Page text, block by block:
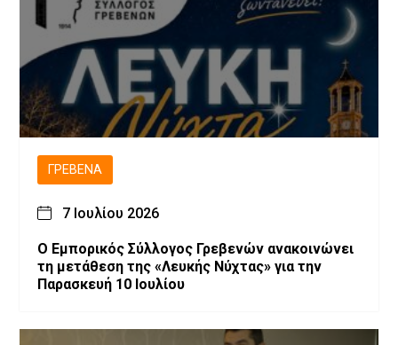
ΓΡΕΒΕΝΆ
7 Ιουλίου 2026
Ο Εμπορικός Σύλλογος Γρεβενών ανακοινώνει
τη μετάθεση της «Λευκής Νύχτας» για την
Παρασκευή 10 Ιουλίου